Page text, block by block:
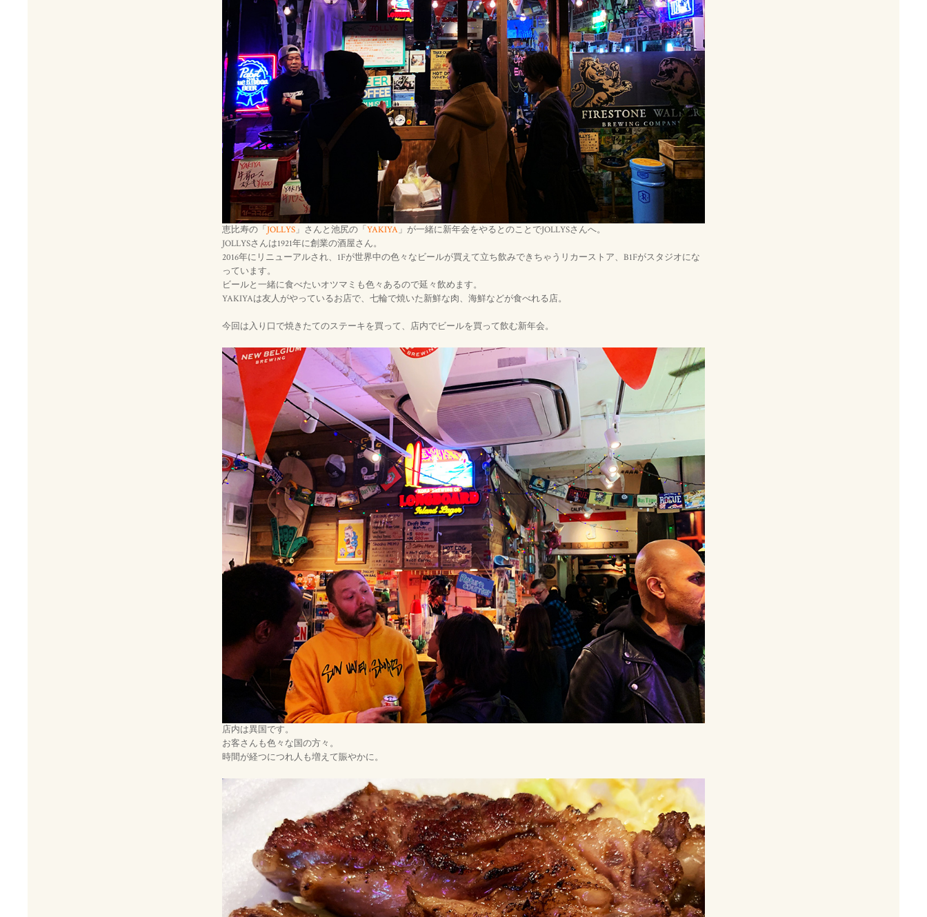
恵比寿の「JOLLYS」さんと池尻の「 YAKIYA」が一緒に新年会をやるとのことでJOLLYSさんへ。
JOLLYSさんは1921年に創業の酒屋さん。
2016年にリニューアルされ、1Fが世界中の色々なビールが買えて立ち飲みできちゃうリカーストア、B1Fがスタジオにな
っています。
ビールと一緒に食べたいオツマミも色々あるので延々飲めます。
YAKIYAは友人がやっているお店で、七輪で焼いた新鮮な肉、海鮮などが食べれる店。
今回は入り口で焼きたてのステーキを買って、店内でビールを買って飲む新年会。
店内は異国です。
お客さんも色々な国の方々。
時間が経つにつれ人も増えて賑やかに。